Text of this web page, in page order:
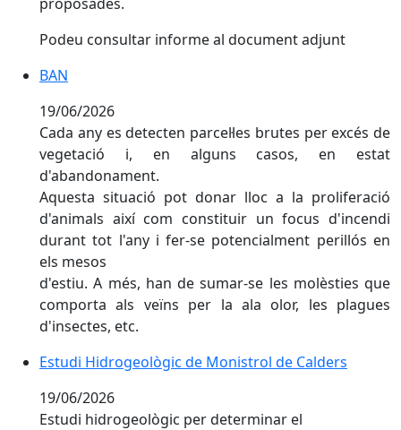
Podeu consultar informe al document adjunt
BAN
19/06/2026
Cada any es detecten parcel·les brutes per excés de
vegetació i, en alguns casos, en estat
d'abandonament.
Aquesta situació pot donar lloc a la proliferació
d'animals així com constituir un focus d'incendi
durant tot l'any i fer-se potencialment perillós en
els mesos
d'estiu. A més, han de sumar-se les molèsties que
comporta als veïns per la ala olor, les plagues
d'insectes, etc.
Estudi Hidrogeològic de Monistrol de Calders
19/06/2026
Estudi hidrogeològic per determinar el